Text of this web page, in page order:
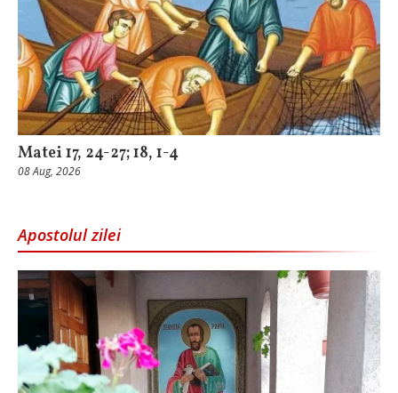
Matei 17, 24-27; 18, 1-4
08 Aug, 2026
Apostolul zilei